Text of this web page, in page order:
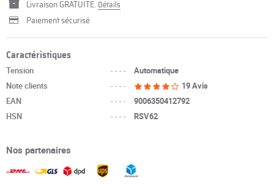
Livraison GRATUITE. Détails
Paiement sécurisé
Caractéristiques
Tension ----
Automatique
Note clients
----
19 Avis
EAN
----
9006350412792
HSN
---- RSV62
Nos partenaires